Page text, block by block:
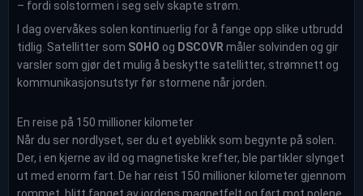
– fordi solstormen i seg selv skapte strøm.
I dag overvåkes solen kontinuerlig for å fange opp slike utbrudd
tidlig. Satellitter som SOHO og DSCOVR måler solvinden og gir
varsler som gjør det mulig å beskytte satellitter, strømnett og
kommunikasjonsutstyr før stormene når jorden.
En reise på 150 millioner kilometer
Når du ser nordlyset, ser du et øyeblikk som begynte på solen.
Der, i en kjerne av ild og magnetiske krefter, ble partikler slynget
ut med enorm fart. De har reist 150 millioner kilometer gjennom